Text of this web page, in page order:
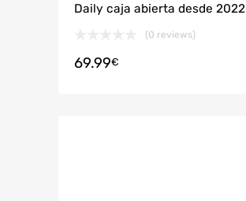
Daily caja abierta desde 2022
(0 reviews)
69.99€